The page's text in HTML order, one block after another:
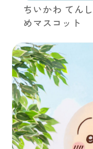
ちいかわ てん
めマスコット